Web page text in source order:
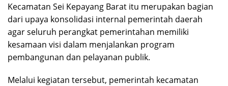
Kecamatan Sei Kepayang Barat itu merupakan bagian
dari upaya konsolidasi internal pemerintah daerah
agar seluruh perangkat pemerintahan memiliki
kesamaan visi dalam menjalankan program
pembangunan dan pelayanan publik.
Melalui kegiatan tersebut, pemerintah kecamatan